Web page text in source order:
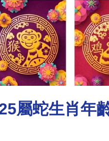
屬蛇生肖年